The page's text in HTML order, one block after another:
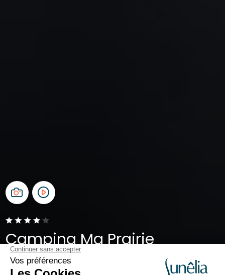
Camping Ma Prairie
Canet-en-Roussillon, Pyrénées-Orientales, Occitanie